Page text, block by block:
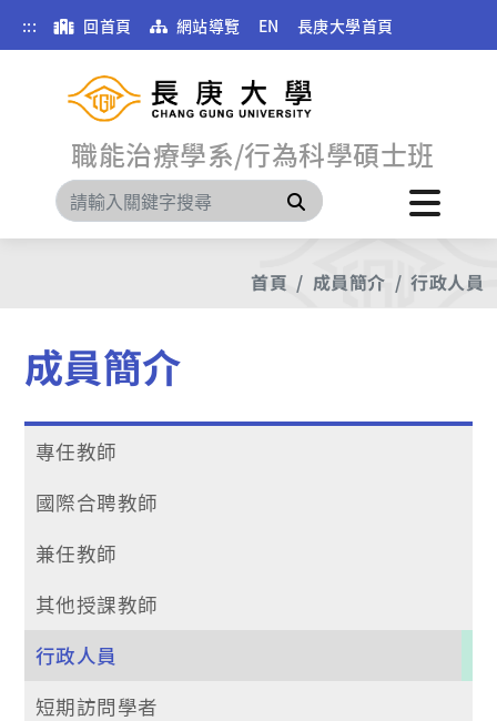
::: 回首頁 網站導覽 EN 長庚大學首頁
職能治療學系/行為科學碩士班
搜尋
首頁 成員簡介 行政人員
成員簡介
專任教師
國際合聘教師
兼任教師
其他授課教師
行政人員
短期訪問學者